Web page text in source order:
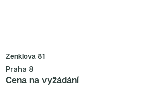
Zenklova 81
Praha 8
Cena na vyžádání